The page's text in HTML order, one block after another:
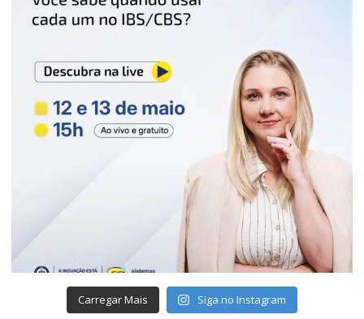
Carregar Mais Siga no Instagram